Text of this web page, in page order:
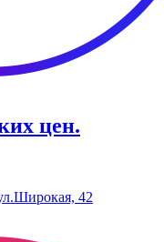
цен.
42